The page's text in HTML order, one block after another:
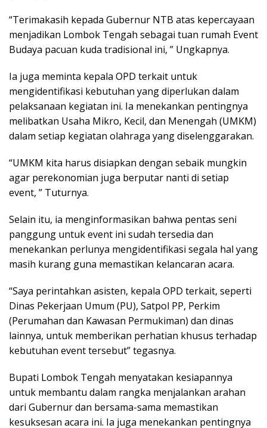
“Terimakasih kepada Gubernur NTB atas kepercayaan
menjadikan Lombok Tengah sebagai tuan rumah Event
Budaya pacuan kuda tradisional ini, ” Ungkapnya.
Ia juga meminta kepala OPD terkait untuk
mengidentifikasi kebutuhan yang diperlukan dalam
pelaksanaan kegiatan ini. Ia menekankan pentingnya
melibatkan Usaha Mikro, Kecil, dan Menengah (UMKM)
dalam setiap kegiatan olahraga yang diselenggarakan.
“UMKM kita harus disiapkan dengan sebaik mungkin
agar perekonomian juga berputar nanti di setiap
event, ” Tuturnya.
Selain itu, ia menginformasikan bahwa pentas seni
panggung untuk event ini sudah tersedia dan
menekankan perlunya mengidentifikasi segala hal yang
masih kurang guna memastikan kelancaran acara.
“Saya perintahkan asisten, kepala OPD terkait, seperti
Dinas Pekerjaan Umum (PU), Satpol PP, Perkim
(Perumahan dan Kawasan Permukiman) dan dinas
lainnya, untuk memberikan perhatian khusus terhadap
kebutuhan event tersebut” tegasnya.
Bupati Lombok Tengah menyatakan kesiapannya
untuk membantu dalam rangka menjalankan arahan
dari Gubernur dan bersama-sama memastikan
kesuksesan acara ini. Ia juga menekankan pentingnya